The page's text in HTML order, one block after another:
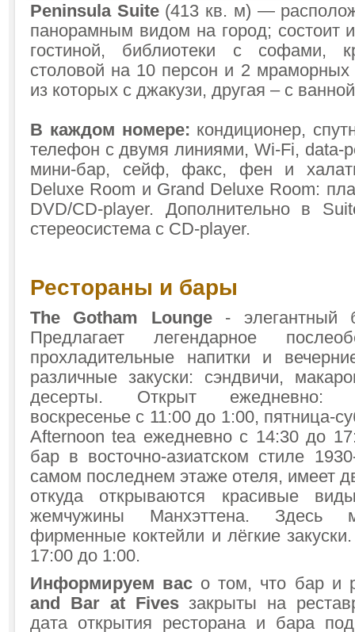
Peninsula Suite(413 кв. м) —
панорамным видом на город; состоит
гостиной, библиотеки с софами,
столовой на 10 персон и 2
из которых с джакузи, другая – с
В каждом номере: кондиционер,
телефон с двумя линиями, Wi-Fi, data-
мини-бар, сейф, факс, фен и
Deluxe Room и Grand Deluxe Room:
DVD/CD-player. Дополнительно в
стереосистема с CD-player.
Рестораны и бары
The Gotham Lounge- элегантный
Предлагает легендарное
прохладительные напитки и
различные закуски: сэндвичи,
десерты. Открыт ежедневно:
воскресенье с 11:00 до 1:00, пятница-
Afternoon tea ежедневно с 14:30 до
бар в восточно-азиатском стиле
самом последнем этаже отеля, имеет
откуда открываются красивые
жемчужины Манхэттена. Здесь
фирменные коктейли и лёгкие
17:00 до 1:00.
Информируем вас о том, что бар и
and Bar at Fivesзакрыты на
дата открытия ресторана и бара